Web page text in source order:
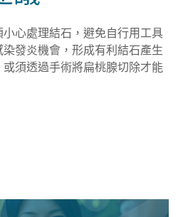
心處理結石，避免自行用工具
發炎機會，形成有利結石產生
須透過手術將扁桃腺切除才能